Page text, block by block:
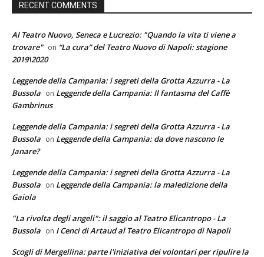
RECENT COMMENTS
Al Teatro Nuovo, Seneca e Lucrezio: "Quando la vita ti viene a
trovare" on “La cura” del Teatro Nuovo di Napoli: stagione
2019\2020
Leggende della Campania: i segreti della Grotta Azzurra - La
Bussola on Leggende della Campania: Il fantasma del Caffè
Gambrinus
Leggende della Campania: i segreti della Grotta Azzurra - La
Bussola on Leggende della Campania: da dove nascono le
Janare?
Leggende della Campania: i segreti della Grotta Azzurra - La
Bussola on Leggende della Campania: la maledizione della
Gaiola
"La rivolta degli angeli": il saggio al Teatro Elicantropo - La
Bussola on I Cenci di Artaud al Teatro Elicantropo di Napoli
Scogli di Mergellina: parte l'iniziativa dei volontari per ripulire la